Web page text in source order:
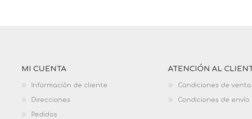
MI CUENTA
Información de cliente
Direcciones
Pedidos
ATENCIÓN AL
Condiciones de venta
Condiciones de envío